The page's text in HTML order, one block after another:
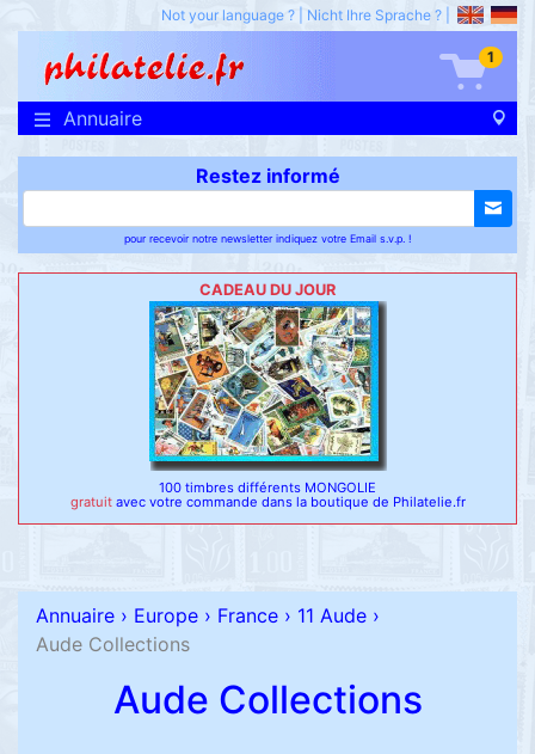
Not your language ? Nicht Ihre Sprache ?
1
Annuaire
Restez informé
pour recevoir notre newsletter indiquez votre Email s.v.p. !
CADEAU DU JOUR
100 timbres différents MONGOLIE
gratuit avec votre commande dans la boutique de Philatelie.fr
Annuaire › Europe › France › 11 Aude ›
Aude Collections
Aude Collections